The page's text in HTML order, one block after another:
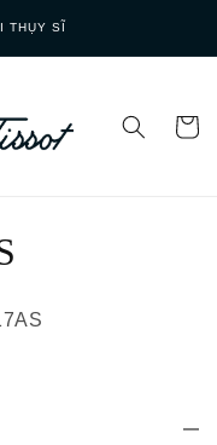
THỤY SĨ